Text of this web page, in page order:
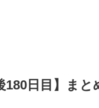
180日目】ま